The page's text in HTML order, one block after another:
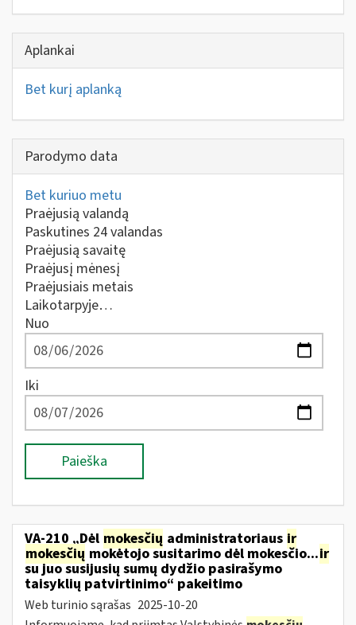
Aplankai
Bet kurį aplanką
Parodymo data
Bet kuriuo metu
Praėjusią valandą
Paskutines 24 valandas
Praėjusią savaitę
Praėjusį mėnesį
Praėjusiais metais
Laikotarpyje…
Nuo
Iki
Paieška
VA-210 „Dėl mokesčių administratoriaus ir
mokesčių mokėtojo susitarimo dėl mokesčio...ir
su juo susijusių sumų dydžio pasirašymo
taisyklių patvirtinimo“ pakeitimo
Web turinio sąrašas 2025-10-20